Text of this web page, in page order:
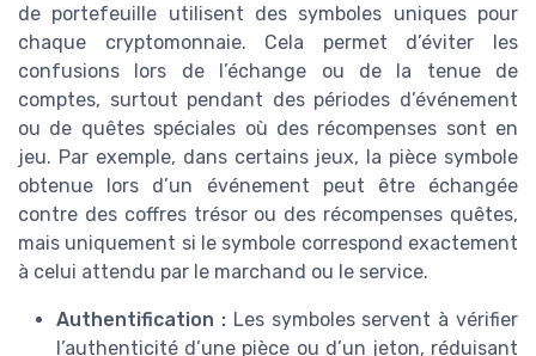
de portefeuille utilisent des symboles uniques pour
chaque cryptomonnaie. Cela permet d’éviter les
confusions lors de l’échange ou de la tenue de
comptes, surtout pendant des périodes d’événement
ou de quêtes spéciales où des récompenses sont en
jeu. Par exemple, dans certains jeux, la pièce symbole
obtenue lors d’un événement peut être échangée
contre des coffres trésor ou des récompenses quêtes,
mais uniquement si le symbole correspond exactement
à celui attendu par le marchand ou le service.
Authentification :Les symboles servent à vérifier
l’authenticité d’une pièce ou d’un jeton, réduisant